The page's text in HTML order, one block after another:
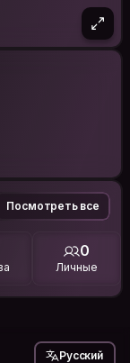
Посмотреть все
0
Личные
Русский